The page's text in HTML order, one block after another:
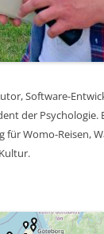
Software-
der Psychologie.
für Womo-Reisen,